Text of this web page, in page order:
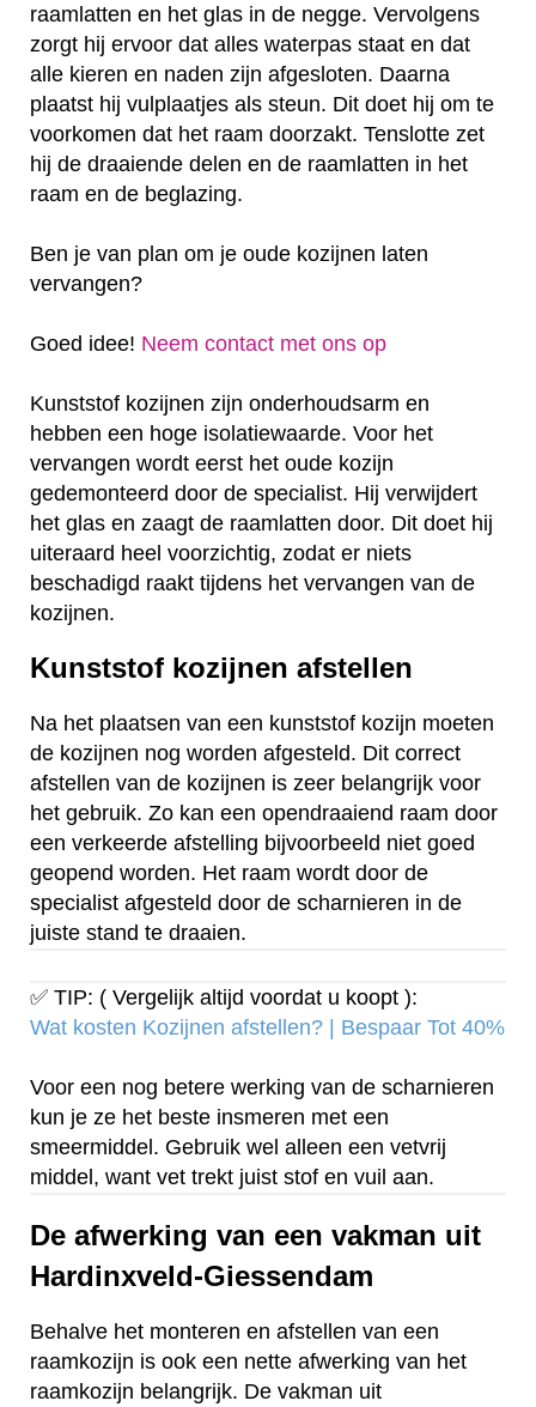
raamlatten en het glas in de negge. Vervolgens
zorgt hij ervoor dat alles waterpas staat en dat
alle kieren en naden zijn afgesloten. Daarna
plaatst hij vulplaatjes als steun. Dit doet hij om te
voorkomen dat het raam doorzakt. Tenslotte zet
hij de draaiende delen en de raamlatten in het
raam en de beglazing.
Ben je van plan om je oude kozijnen laten
vervangen?
Goed idee! Neem contact met ons op
Kunststof kozijnen zijn onderhoudsarm en
hebben een hoge isolatiewaarde. Voor het
vervangen wordt eerst het oude kozijn
gedemonteerd door de specialist. Hij verwijdert
het glas en zaagt de raamlatten door. Dit doet hij
uiteraard heel voorzichtig, zodat er niets
beschadigd raakt tijdens het vervangen van de
kozijnen.
Kunststof kozijnen afstellen
Na het plaatsen van een kunststof kozijn moeten
de kozijnen nog worden afgesteld. Dit correct
afstellen van de kozijnen is zeer belangrijk voor
het gebruik. Zo kan een opendraaiend raam door
een verkeerde afstelling bijvoorbeeld niet goed
geopend worden. Het raam wordt door de
specialist afgesteld door de scharnieren in de
juiste stand te draaien.
✅ TIP: ( Vergelijk altijd voordat u koopt ):
Wat kosten Kozijnen afstellen? | Bespaar Tot 40%‎
Voor een nog betere werking van de scharnieren
kun je ze het beste insmeren met een
smeermiddel. Gebruik wel alleen een vetvrij
middel, want vet trekt juist stof en vuil aan.
De afwerking van een vakman uit
Hardinxveld-Giessendam
Behalve het monteren en afstellen van een
raamkozijn is ook een nette afwerking van het
raamkozijn belangrijk. De vakman uit